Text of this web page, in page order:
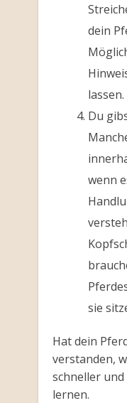
dein
lassen.
Du
wenn
sie
Hat dein
verstanden,
schneller
lernen.